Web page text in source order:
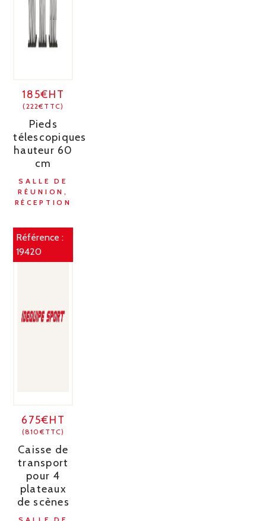
185€HT
(222€TTC)
Pieds
télescopiques
hauteur 60
cm
SALLE DE
RÉUNION,
RÉCEPTION
Référence :
19420
675€HT
(810€TTC)
Caisse de
transport
pour 4
plateaux
de scènes